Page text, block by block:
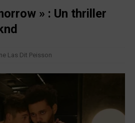
» : Un thriller
Las Dit Peisson